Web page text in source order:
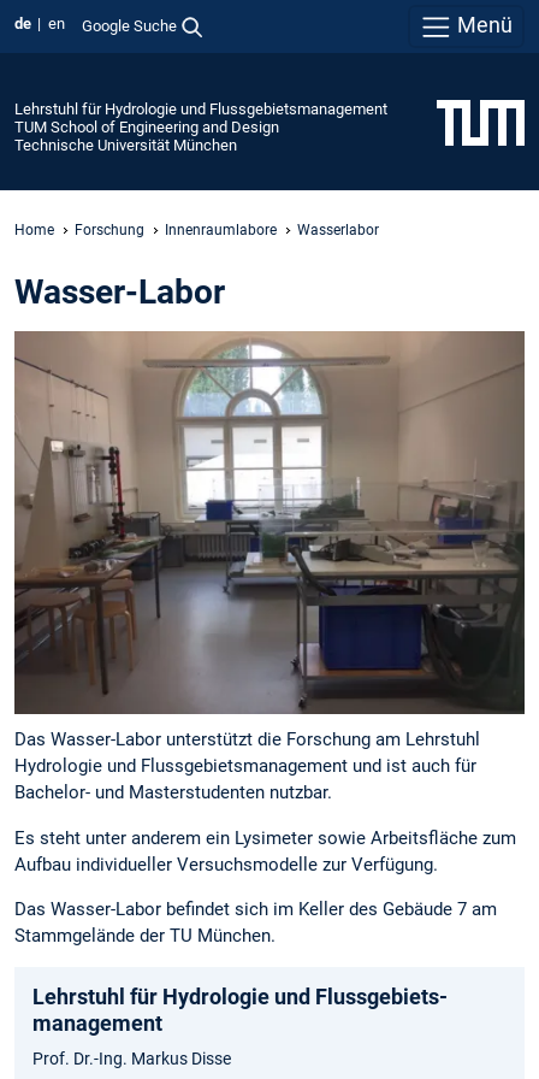
de en Google Suche Menü
Lehrstuhl für Hydrologie und Flussgebietsmanagement
TUM School of Engineering and Design
Technische Universität München
Home Forschung Innenraumlabore Wasserlabor
Wasser-Labor
Das Wasser-Labor unterstützt die Forschung am Lehrstuhl
Hydrologie und Flussgebietsmanagement und ist auch für
Bachelor- und Masterstudenten nutzbar.
Es steht unter anderem ein Lysimeter sowie Arbeitsfläche zum
Aufbau individueller Versuchsmodelle zur Verfügung.
Das Wasser-Labor befindet sich im Keller des Gebäude 7 am
Stammgelände der TU München.
Lehrstuhl für Hydrologie und Flussgebiets­
management
Prof. Dr.-Ing. Markus Disse